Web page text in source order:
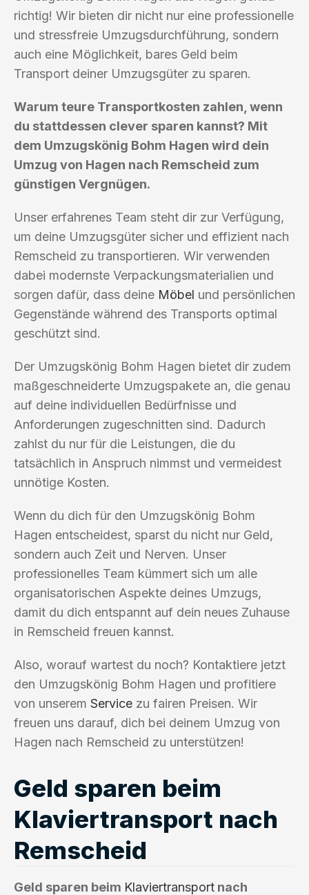
richtig! Wir bieten dir nicht nur eine professionelle
und stressfreie Umzugsdurchführung, sondern
auch eine Möglichkeit, bares Geld beim
Transport deiner Umzugsgüter zu sparen.
Warum teure Transportkosten zahlen, wenn
du stattdessen clever sparen kannst? Mit
dem Umzugskönig Bohm Hagen wird dein
Umzug von Hagen nach Remscheid zum
günstigen Vergnügen.
Unser erfahrenes Team steht dir zur Verfügung,
um deine Umzugsgüter sicher und effizient nach
Remscheid zu transportieren. Wir verwenden
dabei modernste Verpackungsmaterialien und
sorgen dafür, dass deine Möbel und persönlichen
Gegenstände während des Transports optimal
geschützt sind.
Der Umzugskönig Bohm Hagen bietet dir zudem
maßgeschneiderte Umzugspakete an, die genau
auf deine individuellen Bedürfnisse und
Anforderungen zugeschnitten sind. Dadurch
zahlst du nur für die Leistungen, die du
tatsächlich in Anspruch nimmst und vermeidest
unnötige Kosten.
Wenn du dich für den Umzugskönig Bohm
Hagen entscheidest, sparst du nicht nur Geld,
sondern auch Zeit und Nerven. Unser
professionelles Team kümmert sich um alle
organisatorischen Aspekte deines Umzugs,
damit du dich entspannt auf dein neues Zuhause
in Remscheid freuen kannst.
Also, worauf wartest du noch? Kontaktiere jetzt
den Umzugskönig Bohm Hagen und profitiere
von unserem Service zu fairen Preisen. Wir
freuen uns darauf, dich bei deinem Umzug von
Hagen nach Remscheid zu unterstützen!
Geld sparen beim
Klaviertransport nach
Remscheid
Geld sparen beim Klaviertransport nach